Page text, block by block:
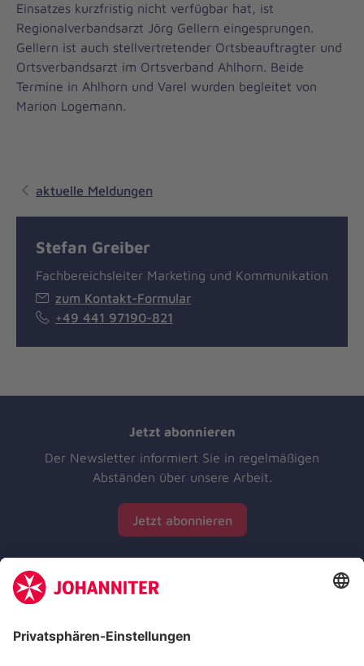
Einsatzes kurzfristig nicht verfügbar hat, ist
Regionalverbandsarzt Jörg Gellern eingesprungen.
Gellern ist auch stellvertretender Ortsbeauftragter und
Ortsverbandsarzt im Ortsverband Ahlhorn. Beide
Termine in Ahlhorn und Varel wurden begleitet von
Marion Logemann.
aktuelle Meldungen
Stefan Greiber
Fachbereichsleiter Marketing und Kommunikation
zum Kontakt-Formular
+49 441 97190-821
Jetzt abonnieren
Der Newsletter informiert Sie in regelmäßigen
Abständen über unsere Arbeit.
Jetzt abonnieren
Zertifizierung der Johanniter-Unfall-Hilfe e.V.